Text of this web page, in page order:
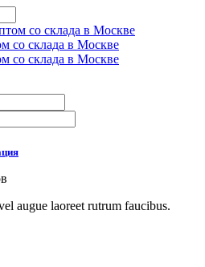
augue laoreet rutrum faucibus.